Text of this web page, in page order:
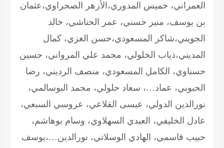
العمراني، خميس المدوري،الأزهر الصحراوي،عثمان
بن يوسف، منير حسني، عمر الحناشي، خالد
الجويني،شاكر المسعودي،حسن الغزي، كمال
المديني،ذياب الخلولي، محمد علي المرواني، حسين
حسناوي، الكامل المسعودي، منصف الرديني، رضا
الحبوبي، عماد…، سعاد حلولي، محمد البوسالمي،
نورالدين الدولي، عيسى القلاعي، عروسي السبعي،
عادل الخليفي، العيدي السهلاوي، وسام بوهاشم،
حبيب قاسمي، الهادي الوسلاتي، نورالدين…،يوسف